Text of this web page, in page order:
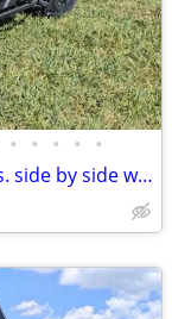
• • • • •
2026 New Massimo T-Boss 560. EFI Gas. side by side w/winch